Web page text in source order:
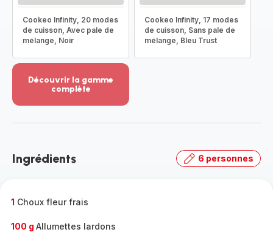
Cookeo Infinity, 20 modes
de cuisson, Avec pale de
mélange, Noir
Cookeo Infinity, 17 modes
de cuisson, Sans pale de
mélange, Bleu Trust
Découvrir la gamme
complète
-
gamme
Ingrédients 6 personnes
1 Choux fleur frais
100 g Allumettes lardons